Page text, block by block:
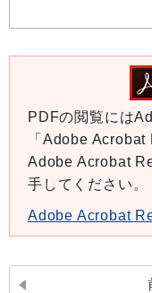
PDFの閲覧には
「Adobe
Adobe Acrobat
手してください。
Adobe Acrobat